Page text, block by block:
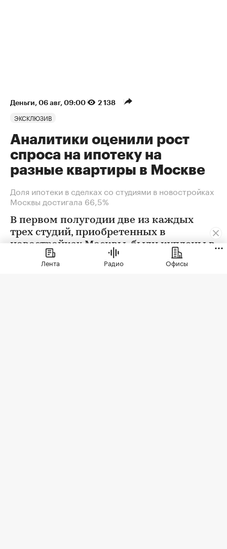
Деньги⁠, 06 авг, 09:00 2 138
ЭКСКЛЮЗИВ
Аналитики оценили рост
спроса на ипотеку на
разные квартиры в Москве
Доля ипотеки в сделках со студиями в новостройках
Москвы достигала 66,5%
В первом полугодии две из каждых
трех студий, приобретенных в
новостройках Москвы, были куплены в
ипотеку. В сегменте трешек ипотечных
сделок менее половины, а среди
Лента Радио Офисы